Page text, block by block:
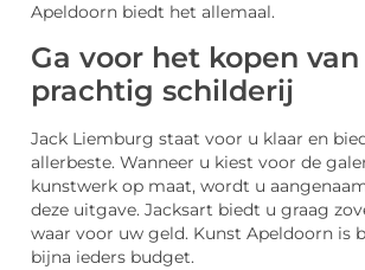
Apeldoorn biedt het allemaal.
Ga voor het kopen
prachtig schilderij
Jack Liemburg staat voor u klaar en
allerbeste. Wanneer u kiest voor de
kunstwerk op maat, wordt u
deze uitgave. Jacksart biedt u graag
waar voor uw geld. Kunst Apeldoorn is
bijna ieders budget.